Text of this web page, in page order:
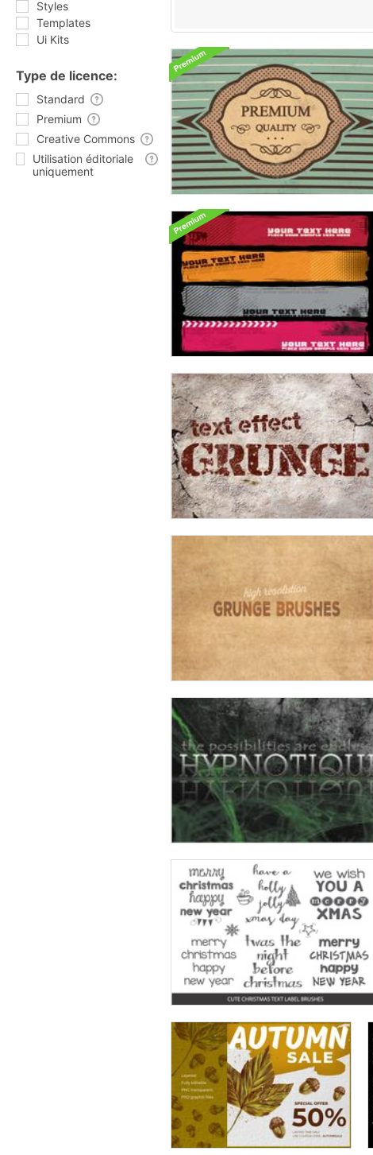
Styles
Templates
Ui Kits
Type de licence:
Standard
Premium
Creative Commons
Utilisation éditoriale
uniquement